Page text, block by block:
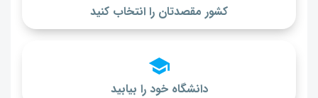
کشور مقصدتان را انتخاب کنید
دانشگاه خود را بیابید